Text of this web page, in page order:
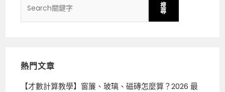
搜
尋
熱門文章
【才數計算教學】窗簾、玻璃、磁磚怎麼算？2026 最